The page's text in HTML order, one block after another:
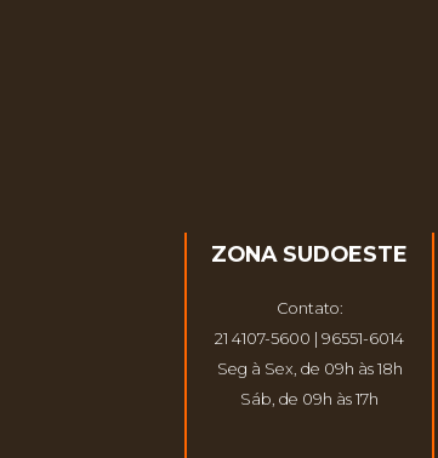
ZONA SUDOESTE
Contato:
21 4107-5600 | 96551-6014
Seg à Sex, de 09h às 18h
Sáb, de 09h às 17h